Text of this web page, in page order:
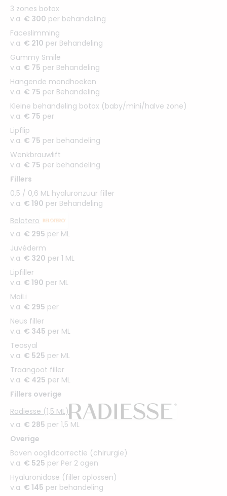
3 zones botox
v.a. € 300 per behandeling
Faceslimming
v.a. € 210 per Behandeling
Gummy Smile
v.a. € 75 per Behandeling
Hangende mondhoeken
v.a. € 75 per Behandeling
Kleine behandeling botox (baby/mini/halve zone)
v.a. € 75 per
Lipflip
v.a. € 75 per behandeling
Wenkbrauwlift
v.a. € 75 per behandeling
Fillers
0,5 / 0,6 ML hyaluronzuur filler
v.a. € 190 per Behandeling
Belotero
v.a. € 295 per ML
Juvéderm
v.a. € 320 per 1 ML
Lipfiller
v.a. € 190 per ML
MaiLi
v.a. € 295 per
Neus filler
v.a. € 345 per ML
Teosyal
v.a. € 525 per ML
Traangoot filler
v.a. € 425 per ML
Fillers overige
Radiesse (1,5 ML)
v.a. € 285 per 1,5 ML
Overige
Boven ooglidcorrectie (chirurgie)
v.a. € 525 per Per 2 ogen
Hyaluronidase (filler oplossen)
v.a. € 145 per behandeling